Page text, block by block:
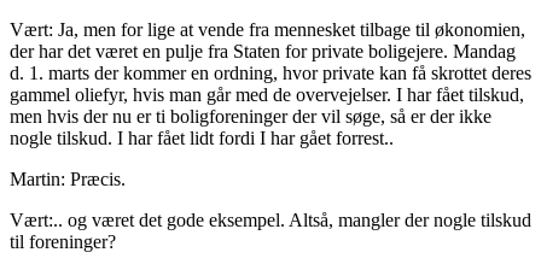
Vært: Ja, men for lige at vende fra mennesket tilbage til økonomien,
der har det været en pulje fra Staten for private boligejere. Mandag
d. 1. marts der kommer en ordning, hvor private kan få skrottet deres
gammel oliefyr, hvis man går med de overvejelser. I har fået tilskud,
men hvis der nu er ti boligforeninger der vil søge, så er der ikke
nogle tilskud. I har fået lidt fordi I har gået forrest..
Martin: Præcis.
Vært:.. og været det gode eksempel. Altså, mangler der nogle tilskud
til foreninger?